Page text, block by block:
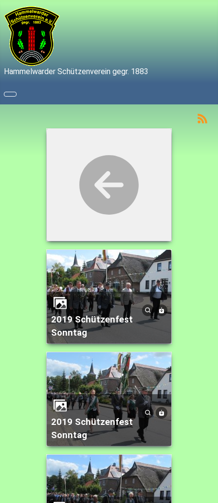
Hammelwarder Schützenverein gegr. 1883
2019 Schützenfest
Sonntag
2019 Schützenfest
Sonntag